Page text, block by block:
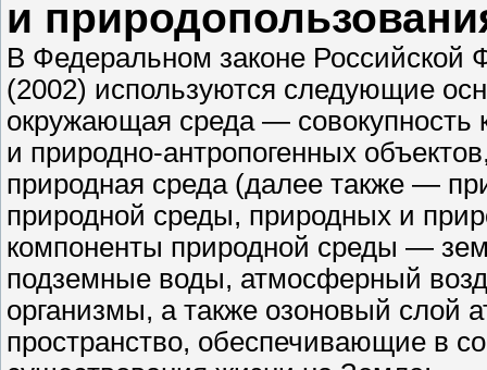
и
В Федеральном законе
(2002) используются следующие
окружающая среда — совокупность
и природно-антропогенных
природная среда (далее также —
природной среды, природных и
компоненты природной среды —
подземные воды, атмосферный
организмы, а также озоновый слой
пространство, обеспечивающие в